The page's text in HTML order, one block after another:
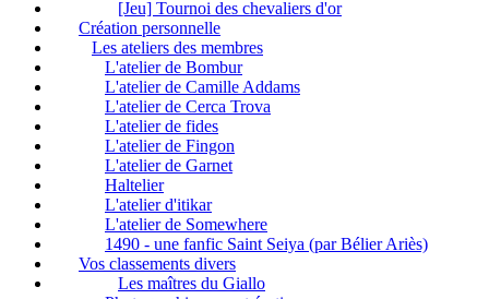
[Jeu] Tournoi des chevaliers d'or
Création personnelle
Les ateliers des membres
L'atelier de Bombur
L'atelier de Camille Addams
L'atelier de Cerca Trova
L'atelier de fides
L'atelier de Fingon
L'atelier de Garnet
Haltelier
L'atelier d'itikar
L'atelier de Somewhere
1490 - une fanfic Saint Seiya (par Bélier Ariès)
Vos classements divers
Les maîtres du Giallo